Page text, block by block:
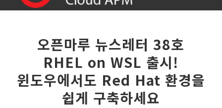
오픈마루 뉴스레터 38호
RHEL on WSL 출시!
윈도우에서도 Red Hat 환경을
쉽게 구축하세요